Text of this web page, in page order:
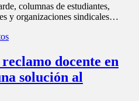
columnas de estudiantes,
y organizaciones sindicales…
docente en
solución al